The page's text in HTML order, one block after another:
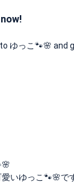
ゆっこ🐾🌸 and
愛いゆっこ🐾🌸